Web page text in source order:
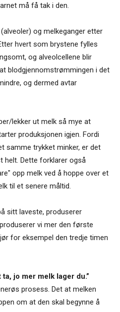
må få tak i den.
og melkeganger etter
hvert som brystene fylles
og alveolcellene blir
blodgjennomstrømmingen i det
og dermed avtar
lekker ut melk så mye at
produksjonen igjen. Fordi
samme trykket minker, er det
helt. Dette forklarer også
opp melk ved å hoppe over et
til et senere måltid.
sitt laveste, produserer
vi mer den første
for eksempel den tredje timen
jo mer melk lager du.”
prosess. Det at melken
om at den skal begynne å